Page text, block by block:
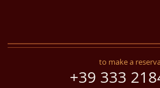
to make a
+39 333